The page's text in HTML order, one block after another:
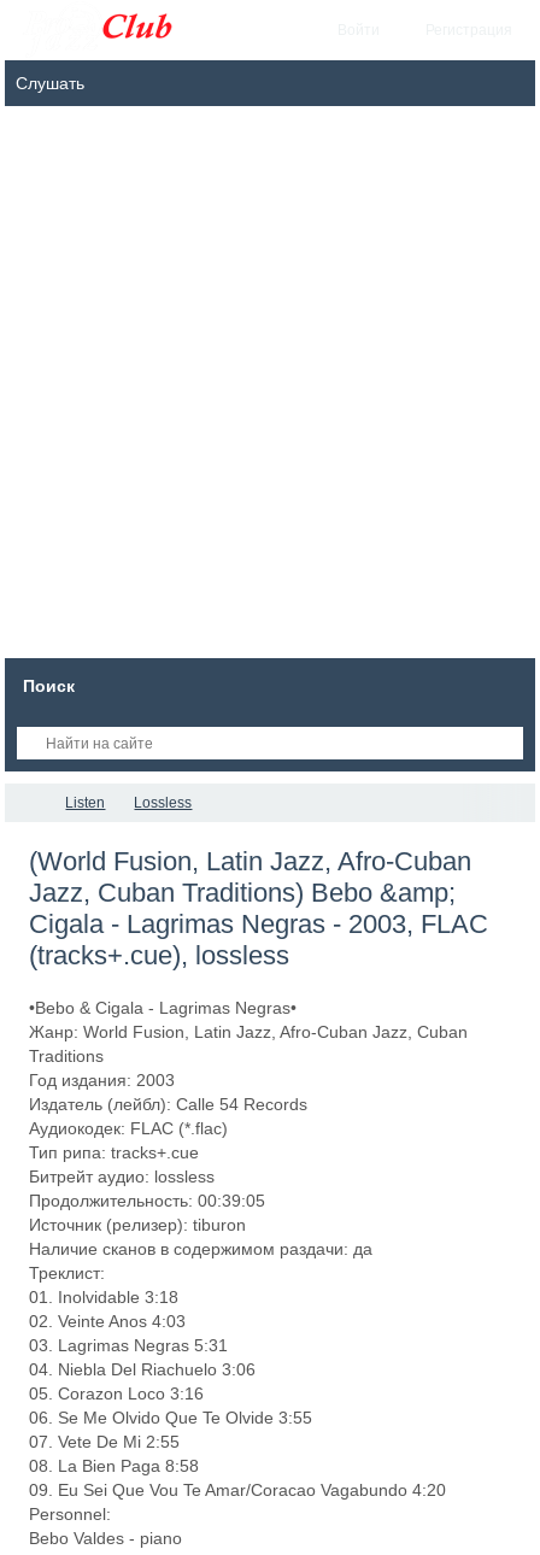
Поиск
Listen Lossless
(World Fusion, Latin Jazz, Afro-Cuban
Jazz, Cuban Traditions) Bebo &amp;
Cigala - Lagrimas Negras - 2003, FLAC
(tracks+.cue), lossless
•Bebo & Cigala - Lagrimas Negras•
Жанр: World Fusion, Latin Jazz, Afro-Cuban Jazz, Cuban
Traditions
Год издания: 2003
Издатель (лейбл): Calle 54 Records
Аудиокодек: FLAC (*.flac)
Тип рипа: tracks+.cue
Битрейт аудио: lossless
Продолжительность: 00:39:05
Источник (релизер): tiburon
Наличие сканов в содержимом раздачи: да
Треклист:
01. Inolvidable 3:18
02. Veinte Anos 4:03
03. Lagrimas Negras 5:31
04. Niebla Del Riachuelo 3:06
05. Corazon Loco 3:16
06. Se Me Olvido Que Te Olvide 3:55
07. Vete De Mi 2:55
08. La Bien Paga 8:58
09. Eu Sei Que Vou Te Amar/Coracao Vagabundo 4:20
Personnel:
Bebo Valdes - piano